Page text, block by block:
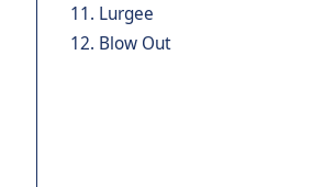
11. Lurgee
12. Blow Out